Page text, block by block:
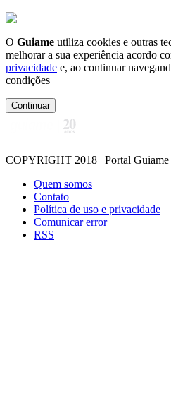
O Guiame utiliza cookies e outras
melhorar a sua experiência acordo
privacidade e, ao continuar
condições
Continuar
COPYRIGHT 2018 | Portal Guiame
Quem somos
Contato
Política de uso e privacidade
Comunicar error
RSS